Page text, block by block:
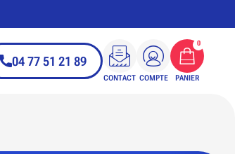
04 77 51 21 89
CONTACT COMPTE PANIER
0